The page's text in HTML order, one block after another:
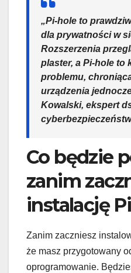
„Pi-hole to
dla prywatności w
Rozszerzenia
plaster, a Pi-hole to
problemu,
urządzenia
Kowalski, ekspert
Co będzie
zanim
instalację
Zanim zaczniesz
że masz przygotowany
oprogramowanie.